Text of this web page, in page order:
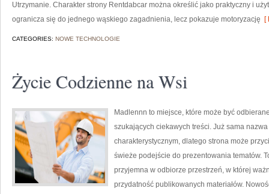
Utrzymanie. Charakter strony Rentdabcar można określić jako praktyczny i
ogranicza się do jednego wąskiego zagadnienia, lecz pokazuje motoryzację [
CATEGORIES: NOWE TECHNOLOGIE
Życie Codzienne na Wsi
Madlennn to miejsce, które może być
szukających ciekawych treści. Już sama
charakterystycznym, dlatego strona może
świeże podejście do prezentowania tematów.
przyjemna w odbiorze przestrzeń, w której
przydatność publikowanych materiałów.